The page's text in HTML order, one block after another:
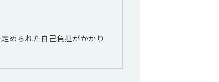
められた自己負担がかかり